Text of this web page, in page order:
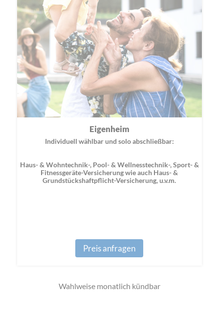
Eigenheim
Individuell wählbar und solo abschließbar:
Haus- & Wohntechnik-, Pool- & Wellnesstechnik-, Sport- &
Fitnessgeräte-Versicherung wie auch Haus- &
Grundstückshaftpflicht-Versicherung, u.v.m.
Preis anfragen
Wahlweise monatlich kündbar